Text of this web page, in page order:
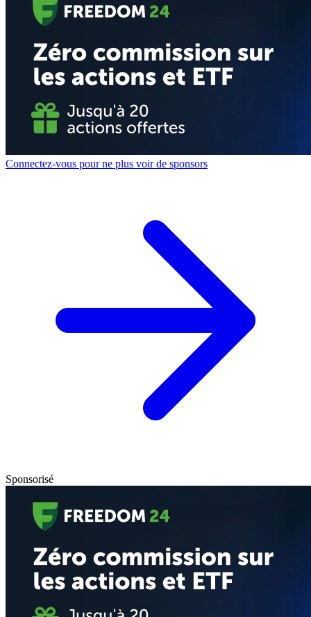
Connectez-vous pour ne plus voir de sponsors
Sponsorisé